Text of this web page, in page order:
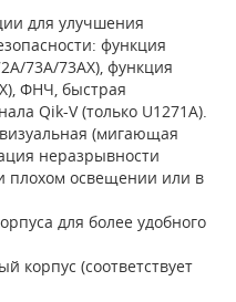
для улучшения
функция
73A/73AX), функция
ФНЧ, быстрая
Qik-V (только U1271A).
(мигающая
неразрывности
плохом освещении или в
для более удобного
корпус (соответствует